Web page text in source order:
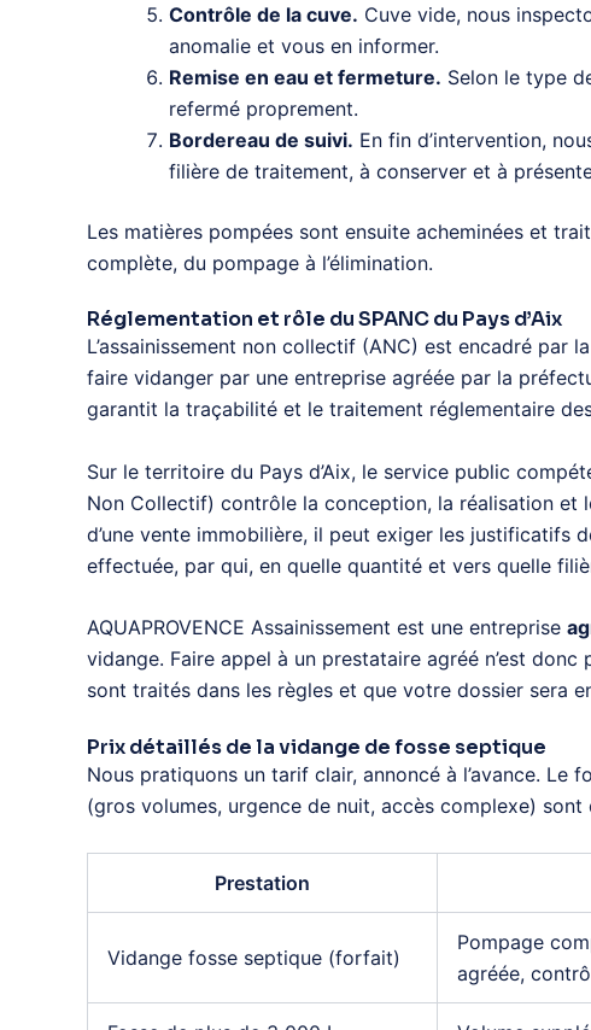
Contrôle de la cuve. Cuve vide, nous
anomalie et vous en informer.
Remise en eau et fermeture. Selon le type
refermé proprement.
Bordereau de suivi. En fin d’intervention,
filière de traitement, à conserver et à
Les matières pompées sont ensuite acheminées et
complète, du pompage à l’élimination.
Réglementation et rôle du SPANC du Pays d’Aix
L’assainissement non collectif (ANC) est encadré
faire vidanger par une entreprise agréée par la
garantit la traçabilité et le traitement réglementaire
Sur le territoire du Pays d’Aix, le service public
Non Collectif) contrôle la conception, la réalisation et
d’une vente immobilière, il peut exiger les justificatifs
effectuée, par qui, en quelle quantité et vers quelle
AQUAPROVENCE Assainissement est une entreprise
vidange. Faire appel à un prestataire agréé n’est
sont traités dans les règles et que votre dossier sera
Prix détaillés de la vidange de fosse septique
Nous pratiquons un tarif clair, annoncé à l’avance. Le
(gros volumes, urgence de nuit, accès complexe)
Prestation
Vidange fosse septique (forfait)
Pompage
agréée,